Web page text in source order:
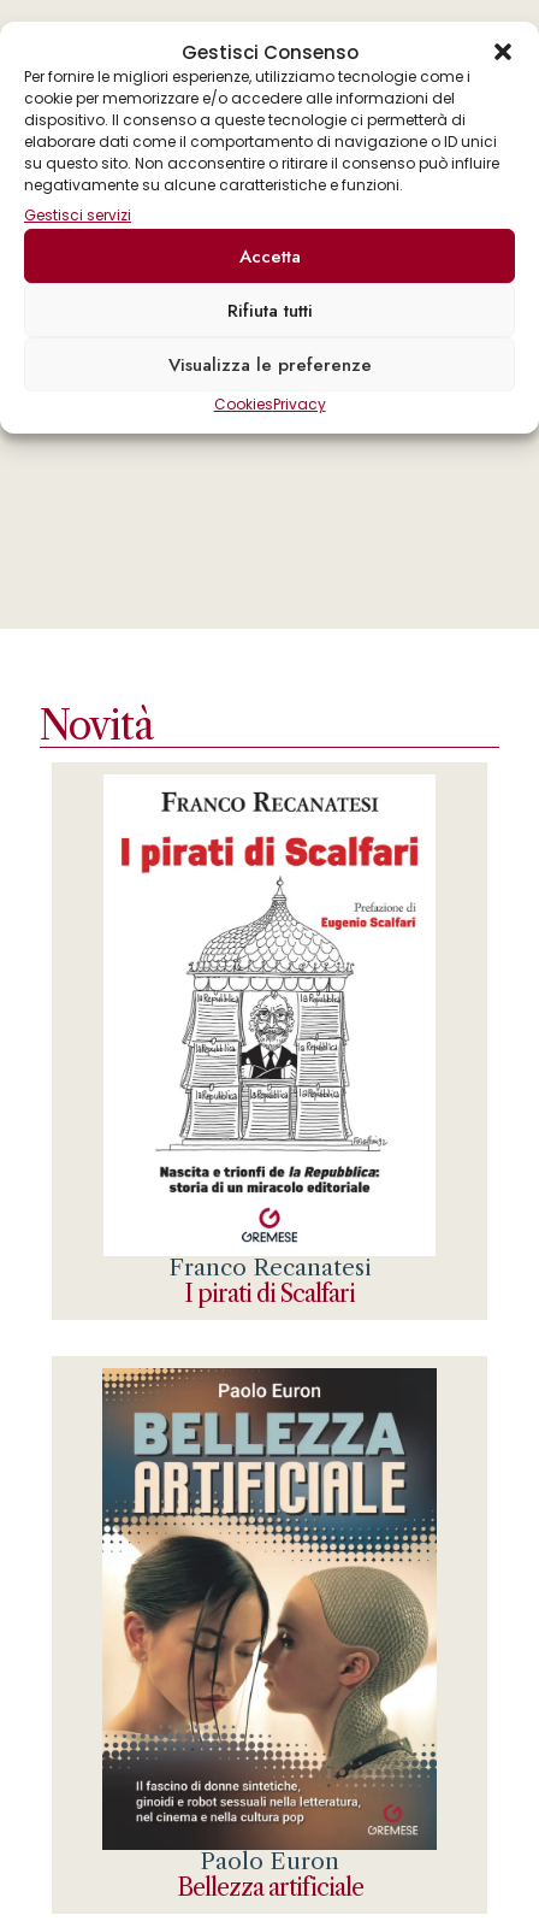
Gestisci Consenso
Per fornire le migliori esperienze, utilizziamo tecnologie come i
cookie per memorizzare e/o accedere alle informazioni del
dispositivo. Il consenso a queste tecnologie ci permetterà di
elaborare dati come il comportamento di navigazione o ID unici
su questo sito. Non acconsentire o ritirare il consenso può influire
negativamente su alcune caratteristiche e funzioni.
Gestisci servizi
Accetta
Rifiuta tutti
Visualizza le preferenze
CookiesPrivacy
Novità
Franco Recanatesi
I pirati di Scalfari
Paolo Euron
Bellezza artificiale